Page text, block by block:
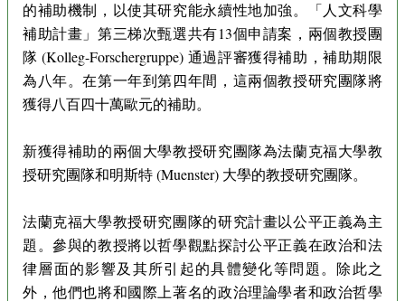
的補助機制，以使其研究能永續性地加強。「人文科學
補助計畫」第三梯次甄選共有13個申請案，兩個教授團
隊 (Kolleg-Forschergruppe) 通過評審獲得補助，補助期限
為八年。在第一年到第四年間，這兩個教授研究團隊將
獲得八百四十萬歐元的補助。
新獲得補助的兩個大學教授研究團隊為法蘭克福大學教
授研究團隊和明斯特 (Muenster) 大學的教授研究團隊。
法蘭克福大學教授研究團隊的研究計畫以公平正義為主
題。參與的教授將以哲學觀點探討公平正義在政治和法
律層面的影響及其所引起的具體變化等問題。除此之
外，他們也將和國際上著名的政治理論學者和政治哲學